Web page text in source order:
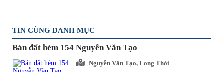
TIN CÙNG DANH MỤC
Bán đất hẻm 154 Nguyễn Văn Tạo
Nguyễn Văn Tạo, Long Thới